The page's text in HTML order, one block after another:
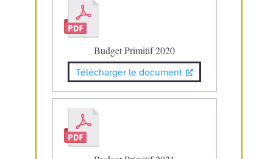
Budget Primitif 2020
Télécharger le document